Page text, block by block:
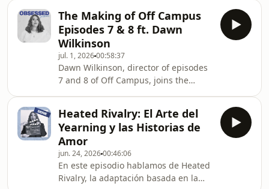
process.Lei
metemos de lleno en los lyric
parallels, las respuestas musicales y
las conexiones que muchos fans
encontraron entre los discos de Taylor
Swift y The 1975. Exploramos cómo
ambas discografías parecen dialogar
entre sí a lo largo de más de una
década y analiz
The Making of Off Campus
Episodes 7 & 8 ft. Dawn
Wilkinson
jul. 1, 202600:58:37
Dawn Wilkinson, director of episodes
7 and 8 of Off Campus, joins the
to life. We talk about the creative
decisions behind some of the
show&#39;s biggest moments—from
Hannah and Garrett&#39;s
heartbreaking breakup to
Hannah&#39;s conversation with her
Heated Rivalry: El Arte del
Yearning y las Historias de
Amor
jun. 24, 202600:46:06
En este episodio hablamos de Heated
Rivalry, la adaptación basada en la